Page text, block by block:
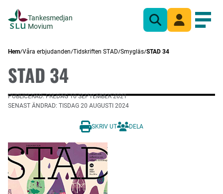
Tankesmedjan
Movium
Sök Mina sidor
Hem Våra erbjudanden Tidskriften STAD Smygläs STAD 34
STAD 34
PUBLICERAD: FREDAG 10 SEPTEMBER 2021
SENAST ÄNDRAD: TISDAG 20 AUGUSTI 2024
SKRIV UT DELA